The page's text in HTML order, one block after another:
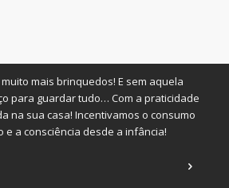
mais brinquedos! E sem aquela
para guardar tudo… Com a praticidade
na sua casa! Incentivamos o consumo
e a consciência desde a infância!